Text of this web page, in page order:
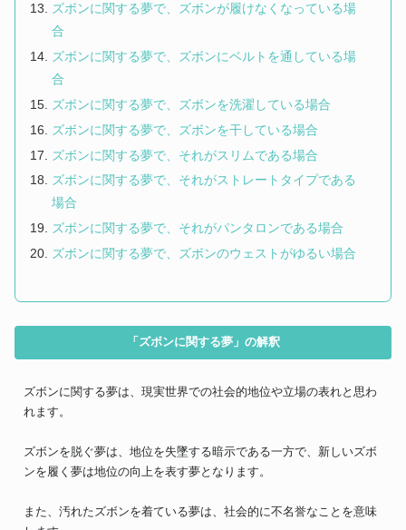
ズボンに関する夢で、ズボンが履けなくなっている場
合
ズボンに関する夢で、ズボンにベルトを通している場
合
ズボンに関する夢で、ズボンを洗濯している場合
ズボンに関する夢で、ズボンを干している場合
ズボンに関する夢で、それがスリムである場合
ズボンに関する夢で、それがストレートタイプである
場合
ズボンに関する夢で、それがパンタロンである場合
ズボンに関する夢で、ズボンのウェストがゆるい場合
「ズボンに関する夢」の解釈
ズボンに関する夢は、現実世界での社会的地位や立場の表れと思わ
れます。
ズボンを脱ぐ夢は、地位を失墜する暗示である一方で、新しいズボ
ンを履く夢は地位の向上を表す夢となります。
また、汚れたズボンを着ている夢は、社会的に不名誉なことを意味